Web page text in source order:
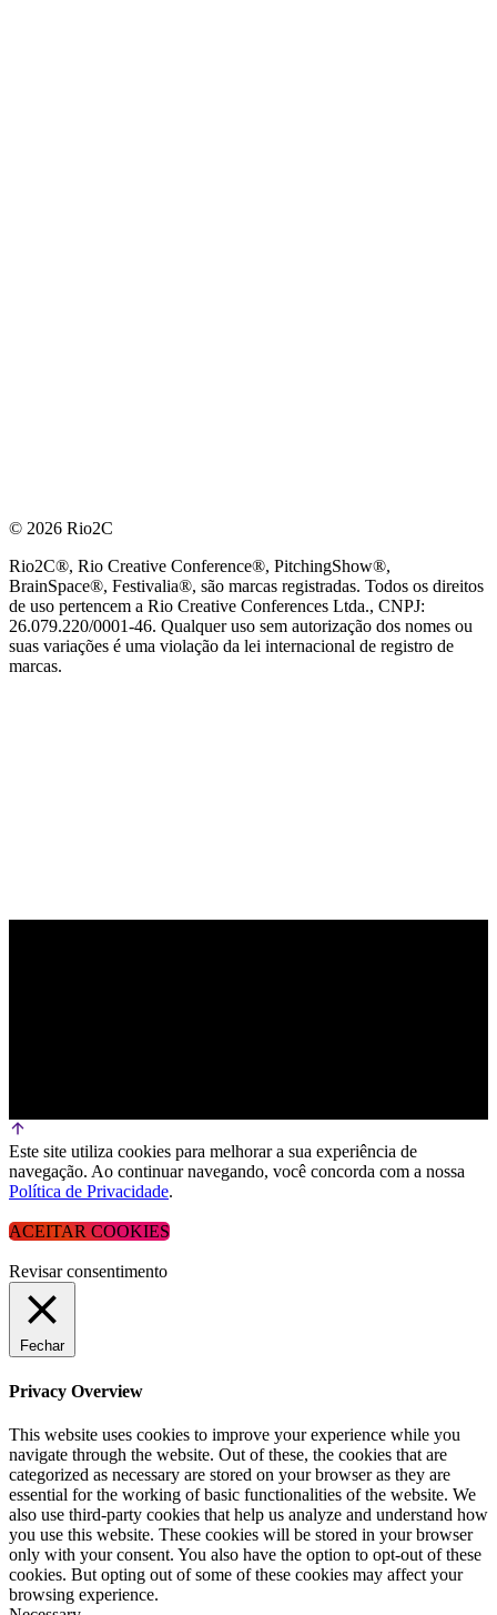
© 2026 Rio2C
Rio2C®, Rio Creative Conference®, PitchingShow®,
BrainSpace®, Festivalia®, são marcas registradas. Todos os direitos
de uso pertencem a Rio Creative Conferences Ltda., CNPJ:
26.079.220/0001-46. Qualquer uso sem autorização dos nomes ou
suas variações é uma violação da lei internacional de registro de
marcas.
Este site utiliza cookies para melhorar a sua experiência de
navegação. Ao continuar navegando, você concorda com a nossa
Política de Privacidade.
ACEITAR COOKIES
Revisar consentimento
Fechar
Privacy Overview
This website uses cookies to improve your experience while you
navigate through the website. Out of these, the cookies that are
categorized as necessary are stored on your browser as they are
essential for the working of basic functionalities of the website. We
also use third-party cookies that help us analyze and understand how
you use this website. These cookies will be stored in your browser
only with your consent. You also have the option to opt-out of these
cookies. But opting out of some of these cookies may affect your
browsing experience.